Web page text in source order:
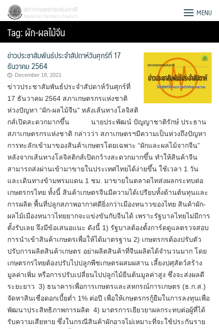
Skip
content
Search
for:
สภาเกษตรกรแห่งชาติ MENU
Tag:ผัก-ผลไม้จีน
ข่าวประชาสัมพันธ์ประจำสัปดาห์วันศุกร์ที่ 17
ธันวาคม 2564
December 18, 2021
ข่าวประชาสัมพันธ์ประจำสัปดาห์วันศุกร์ที่
17 ธันวาคม 2564 สภาเกษตรกรแห่งชาติ
ห่วงปัญหา “ผัก-ผลไม้จีน” หลังเส้นทางโลจิสติ
กส์เปิดสะดวกมากขึ้น นายประพัฒน์ ปัญญาชาติรักษ์ ประธาน
สภาเกษตรกรแห่งชาติ กล่าวว่า สภาเกษตรฯมีความเป็นห่วงถึงปัญหา
การทะลักเข้ามาของสินค้าเกษตรโดยเฉพาะ “ผักและผลไม้จากจีน”
หลังจากเส้นทางโลจิสติกส์เปิดกว้างสะดวกมากขึ้น ทำให้สินค้าจีน
สามารถส่งผ่านเข้ามาขายในประเทศไทยได้ง่ายขึ้น ใช้เวลา 1 วัน
และเดินทางข้ามพรมแดน 1 ชม. มาขายในตลาดไทส่งผลกระทบต่อ
เกษตรกรไทย ทั้งนี้ สินค้าเกษตรจีนมีความได้เปรียบทั้งด้านต้นทุนและ
การผลิต พื้นที่ปลูกสภาพอากาศดียิ่งกว่าเมืองหนาวของไทย สินค้าผัก-
ผลไม้เมืองหนาวไทยยากจะแข่งขันกับจีนได้ เพราะรัฐบาลไทยไม่มีการ
ตั้งรับเลย จึงมีข้อเสนอแนะ ดังนี้ 1) รัฐบาลต้องตั้งการ์ดดูแลตรวจสอบ
การนำเข้าสินค้าเกษตรเพื่อให้ได้มาตรฐาน 2) เกษตรกรต้องปรับตัว
ปรับการผลิตสินค้าเกษตร อย่าผลิตสินค้าที่จีนผลิตได้จำนวนมาก โดย
เกษตรกรไทยต้องปรับไปปลูกพืชเกษตรผสมผสาน เลี้ยงปศุสัตว์สร้าง
มูลค่าเพิ่ม หรือการปรับเปลี่ยนไปปลูกไม้ยืนต้นมูลค่าสูง ซึ่งจะส่งผลดี
ระยะยาว 3) ธนาคารเพื่อการเกษตรและสหกรณ์การเกษตร (ธ.ก.ส.)
จัดหาสินเชื่อดอกเบี้ยต่ำ 1% ต่อปี เพื่อให้เกษตรกรกู้ยืมในการลงทุนเพื่อ
พัฒนาประสิทธิภาพการผลิต 4) มาตรการเยียวยาผลกระทบต่อผู้ที่ได้
รับความเสียหาย ซึ่งในกรณีสินค้าผักอาจไม่เหมาะที่จะใช้ประกันราย